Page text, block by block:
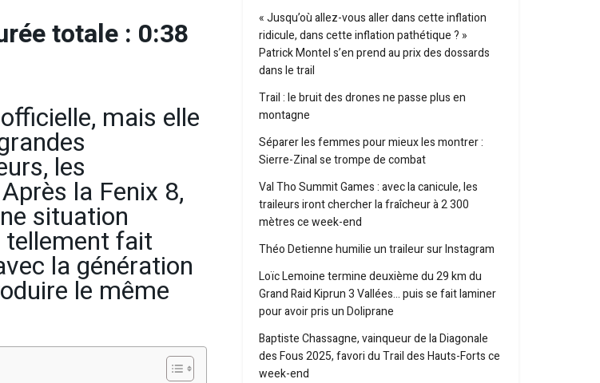
totale : 0:38
mais elle
les
la Fenix 8,
situation
tellement fait
la génération
le même
« Jusqu’où allez-vous aller dans cette inflation
ridicule, dans cette inflation pathétique ? »
Patrick Montel s’en prend au prix des dossards
dans le trail
Trail : le bruit des drones ne passe plus en
montagne
Séparer les femmes pour mieux les montrer :
Sierre-Zinal se trompe de combat
Val Tho Summit Games : avec la canicule, les
traileurs iront chercher la fraîcheur à 2 300
mètres ce week-end
Théo Detienne humilie un traileur sur Instagram
Loïc Lemoine termine deuxième du 29 km du
Grand Raid Kiprun 3 Vallées… puis se fait laminer
pour avoir pris un Doliprane
Baptiste Chassagne, vainqueur de la Diagonale
des Fous 2025, favori du Trail des Hauts-Forts ce
week-end